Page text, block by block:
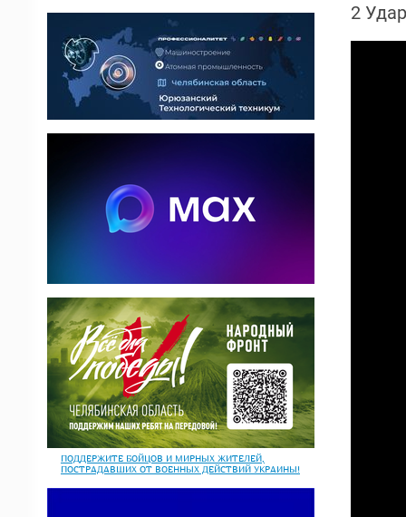
ПОДДЕРЖИТЕ БОЙЦОВ И МИРНЫХ ЖИТЕЛЕЙ,
ПОСТРАДАВШИХ ОТ ВОЕННЫХ ДЕЙСТВИЙ УКРАИНЫ!
2 Удар